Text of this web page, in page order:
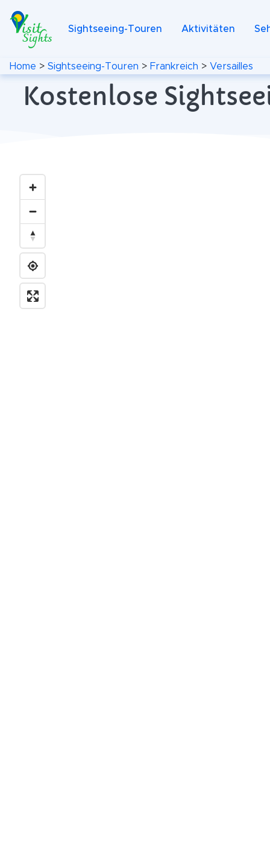
Sightseeing-Touren Aktivitäten
Home > Sightseeing-Touren > Frankreich > Versailles
Kostenlose